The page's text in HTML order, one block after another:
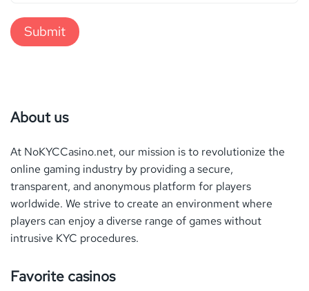
About us
At NoKYCCasino.net, our mission is to revolutionize the
online gaming industry by providing a secure,
transparent, and anonymous platform for players
worldwide. We strive to create an environment where
players can enjoy a diverse range of games without
intrusive KYC procedures.
Favorite casinos